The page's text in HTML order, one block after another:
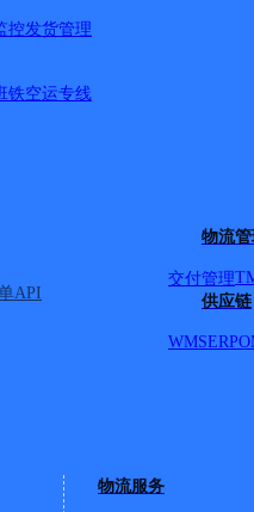
控发货管理
铁空运专线
API
物流
交付管理
供应链
WMSERP
物流服务
区,呼和浩
区滨河路
码
地址
技术开发